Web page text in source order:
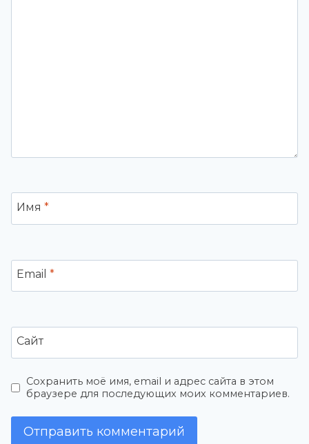
Имя *
Email *
Сайт
Сохранить моё имя, email и адрес сайта в этом
браузере для последующих моих комментариев.